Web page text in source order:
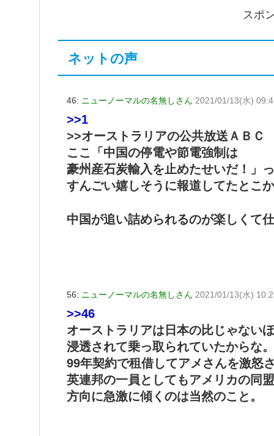
スポ
ネットの声
46: ニューノーマルの名無しさん 2021/01/13(水)
>>1
>>オーストラリアの公共放送ＡＢＣ
ここ「中国の停電や節電強制は
豪州産石炭輸入を止めたせいだ！」
すんごい嬉しそうに報道してたとこか
中国が追い詰められるのが楽しくて
56: ニューノーマルの名無しさん 2021/01/13(水)
>>46
オーストラリアは日本の比じゃない
浸透されて乗っ取られていたからな
99年契約で租借してアメさんを激怒
英連邦の一員としてもアメリカの同
方向に急激に傾くのは当然のこと。